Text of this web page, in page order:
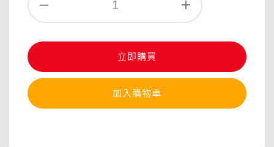
立即購買
加入購物車